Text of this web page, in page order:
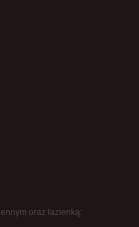
oraz łazienką: